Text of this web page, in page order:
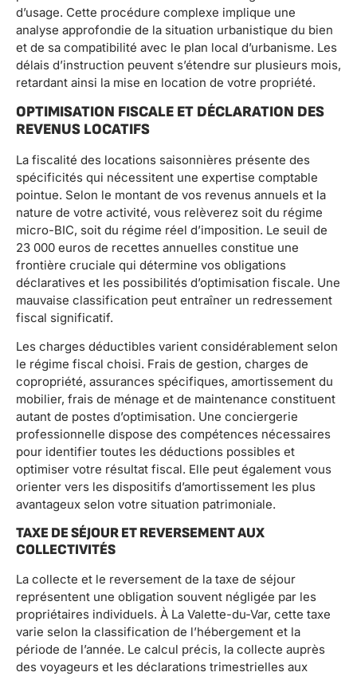
d’usage. Cette procédure complexe implique une
analyse approfondie de la situation urbanistique du bien
et de sa compatibilité avec le plan local d’urbanisme. Les
délais d’instruction peuvent s’étendre sur plusieurs mois,
retardant ainsi la mise en location de votre propriété.
OPTIMISATION FISCALE ET DÉCLARATION DES
REVENUS LOCATIFS
La fiscalité des locations saisonnières présente des
spécificités qui nécessitent une expertise comptable
pointue. Selon le montant de vos revenus annuels et la
nature de votre activité, vous relèverez soit du régime
micro-BIC, soit du régime réel d’imposition. Le seuil de
23 000 euros de recettes annuelles constitue une
frontière cruciale qui détermine vos obligations
déclaratives et les possibilités d’optimisation fiscale. Une
mauvaise classification peut entraîner un redressement
fiscal significatif.
Les charges déductibles varient considérablement selon
le régime fiscal choisi. Frais de gestion, charges de
copropriété, assurances spécifiques, amortissement du
mobilier, frais de ménage et de maintenance constituent
autant de postes d’optimisation. Une conciergerie
professionnelle dispose des compétences nécessaires
pour identifier toutes les déductions possibles et
optimiser votre résultat fiscal. Elle peut également vous
orienter vers les dispositifs d’amortissement les plus
avantageux selon votre situation patrimoniale.
TAXE DE SÉJOUR ET REVERSEMENT AUX
COLLECTIVITÉS
La collecte et le reversement de la taxe de séjour
représentent une obligation souvent négligée par les
propriétaires individuels. À La Valette-du-Var, cette taxe
varie selon la classification de l’hébergement et la
période de l’année. Le calcul précis, la collecte auprès
des voyageurs et les déclarations trimestrielles aux